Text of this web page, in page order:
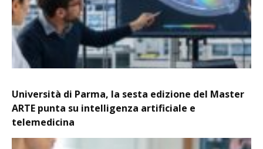
Università di Parma, la sesta edizione del Master
ARTE punta su intelligenza artificiale e
telemedicina